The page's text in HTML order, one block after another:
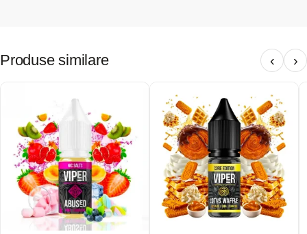
Produse similare ‹ ›